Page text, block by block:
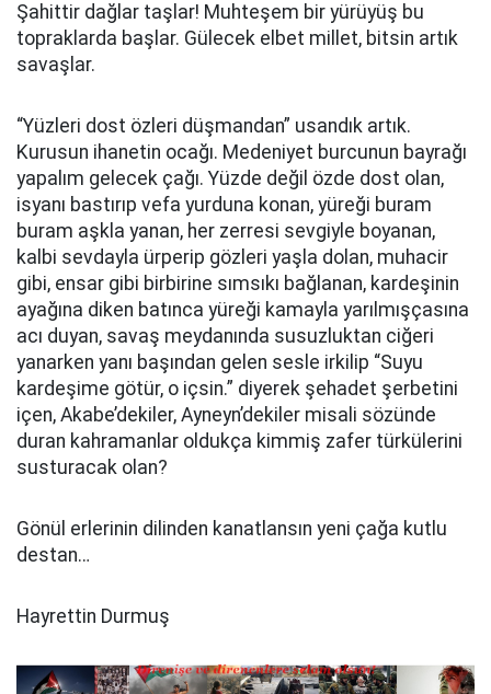
Şahittir dağlar taşlar! Muhteşem bir yürüyüş bu
topraklarda başlar. Gülecek elbet millet, bitsin artık
savaşlar.
“Yüzleri dost özleri düşmandan” usandık artık.
Kurusun ihanetin ocağı. Medeniyet burcunun bayrağı
yapalım gelecek çağı. Yüzde değil özde dost olan,
isyanı bastırıp vefa yurduna konan, yüreği buram
buram aşkla yanan, her zerresi sevgiyle boyanan,
kalbi sevdayla ürperip gözleri yaşla dolan, muhacir
gibi, ensar gibi birbirine sımsıkı bağlanan, kardeşinin
ayağına diken batınca yüreği kamayla yarılmışçasına
acı duyan, savaş meydanında susuzluktan ciğeri
yanarken yanı başından gelen sesle irkilip “Suyu
kardeşime götür, o içsin.” diyerek şehadet şerbetini
içen, Akabe’dekiler, Ayneyn’dekiler misali sözünde
duran kahramanlar oldukça kimmiş zafer türkülerini
susturacak olan?
Gönül erlerinin dilinden kanatlansın yeni çağa kutlu
destan…
Hayrettin Durmuş